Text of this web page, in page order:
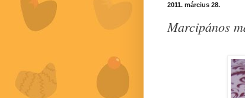
2011. március 28.
Marcipános